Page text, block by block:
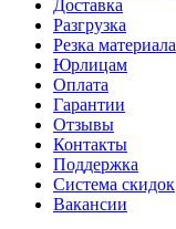
Доставка
Разгрузка
Резка материала
Юрлицам
Оплата
Гарантии
Отзывы
Контакты
Поддержка
Система скидок
Вакансии